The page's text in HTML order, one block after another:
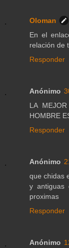
Oloman
En el
relación de
Responder
Anónimo
LA
HOMBRE
Responder
Anónimo
que chidas
y antiguas
proximas
Responder
Anónimo